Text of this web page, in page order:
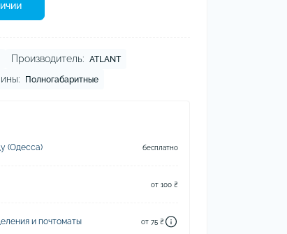
Производитель: ATLANT
Полногабаритные
(Одесса) бесплатно
от 100 ₴
и почтоматы от 75 ₴